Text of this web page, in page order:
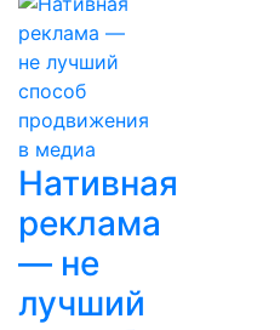
Нативная
реклама
— не
лучший